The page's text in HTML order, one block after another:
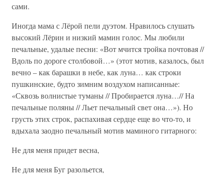
сами.
Иногда мама с Лёрой пели дуэтом. Нравилось слушать
высокий Лёрин и низкий мамин голос. Мы любили
печальные, удалые песни: «Вот мчится тройка почтовая //
Вдоль по дороге столбовой…» (этот мотив, казалось, был
вечно – как барашки в небе, как луна… как строки
пушкинские, будто зимним воздухом написанные:
«Сквозь волнистые туманы // Пробирается луна…// На
печальные поляны // Льет печальный свет она…»). Но
грусть этих строк, распахивая сердце еще во что-то, и
вдыхала заодно печальный мотив маминого гитарного:
Не для меня придет весна,
Не для меня Буг разольется,